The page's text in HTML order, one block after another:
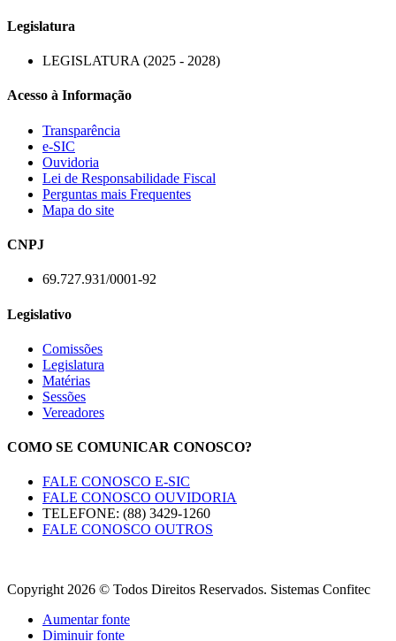
Legislatura
LEGISLATURA (2025 - 2028)
Acesso à Informação
Transparência
e-SIC
Ouvidoria
Lei de Responsabilidade Fiscal
Perguntas mais Frequentes
Mapa do site
CNPJ
69.727.931/0001-92
Legislativo
Comissões
Legislatura
Matérias
Sessões
Vereadores
COMO SE COMUNICAR CONOSCO?
FALE CONOSCO E-SIC
FALE CONOSCO OUVIDORIA
TELEFONE: (88) 3429-1260
FALE CONOSCO OUTROS
Copyright 2026 © Todos Direitos Reservados. Sistemas Confitec
Aumentar fonte
Diminuir fonte